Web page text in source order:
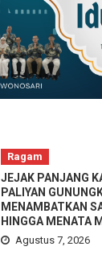
Ragam
JEJAK PANJANG
PALIYAN
MENAMBATKAN
HINGGA MENATA
Agustus 7, 2026